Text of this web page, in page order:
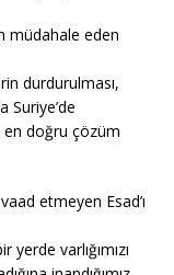
müdahale eden
durdurulması,
doğru çözüm
etmeyen Esad’ı
varlığımızı